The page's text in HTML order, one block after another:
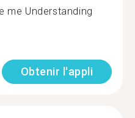
me Understanding
Obtenir l'appli